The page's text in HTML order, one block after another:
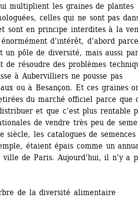
multiplient les graines de plantes
celles qui ne sont pas
sont en principe interdites à la
d’intérêt, d’abord parce
un pôle de diversité, mais aussi
de résoudre des problèmes
à Aubervilliers ne pousse pas
ou à Besançon. Et ces graines
du marché officiel parce que
et que c’est plus rentable
de vendre très peu de
siècle, les catalogues de semences
étaient épais comme un
de Paris. Aujourd’hui, il n’y a
de la diversité alimentaire